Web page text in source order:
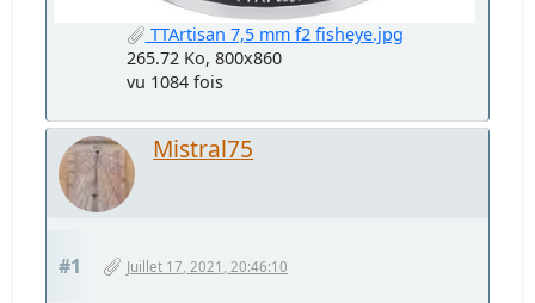
TTArtisan 7,5 mm f2 fisheye.jpg
265.72 Ko, 800x860
vu 1084 fois
Mistral75
#1 Juillet 17, 2021, 20:46:10